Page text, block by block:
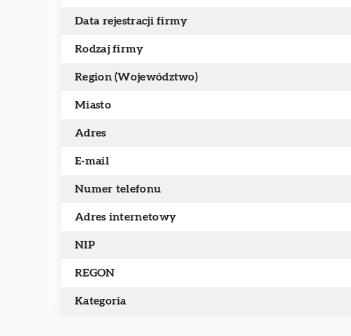
Data rejestracji firmy
Rodzaj firmy
Region (Województwo)
Miasto
Adres
E-mail
Numer telefonu
Adres internetowy
NIP
REGON
Kategoria